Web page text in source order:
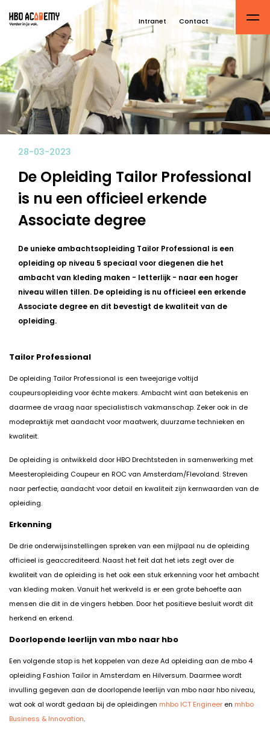
Intranet Contact
28-03-2023
De Opleiding Tailor Professional
is nu een officieel erkende
Associate degree
De unieke ambachtsopleiding Tailor Professional is een
opleiding op niveau 5 speciaal voor diegenen die het
ambacht van kleding maken - letterlijk - naar een hoger
niveau willen tillen. De opleiding is nu officieel een erkende
Associate degree en dit bevestigt de kwaliteit van de
opleiding.
Tailor Professional
De opleiding Tailor Professional is een tweejarige voltijd
coupeursopleiding voor échte makers. Ambacht wint aan betekenis en
daarmee de vraag naar specialistisch vakmanschap. Zeker ook in de
modepraktijk met aandacht voor maatwerk, duurzame technieken en
kwaliteit.
De opleiding is ontwikkeld door HBO Drechtsteden in samenwerking met
Meesteropleiding Coupeur en ROC van Amsterdam/Flevoland. Streven
naar perfectie, aandacht voor detail en kwaliteit zijn kernwaarden van de
opleiding.
Erkenning
De drie onderwijsinstellingen spreken van een mijlpaal nu de opleiding
officieel is geaccrediteerd. Naast het feit dat het iets zegt over de
kwaliteit van de opleiding is het ook een stuk erkenning voor het ambacht
van kleding maken. Vanuit het werkveld is er een grote behoefte aan
mensen die dit in de vingers hebben. Door het positieve besluit wordt dit
herkend en erkend.
Doorlopende leerlijn van mbo naar hbo
Een volgende stap is het koppelen van deze Ad opleiding aan de mbo 4
opleiding Fashion Tailor in Amsterdam en Hilversum. Daarmee wordt
invulling gegeven aan de doorlopende leerlijn van mbo naar hbo niveau,
wat ook al wordt gedaan bij de opleidingen mhbo ICT Engineer en mhbo
Business & Innovation.